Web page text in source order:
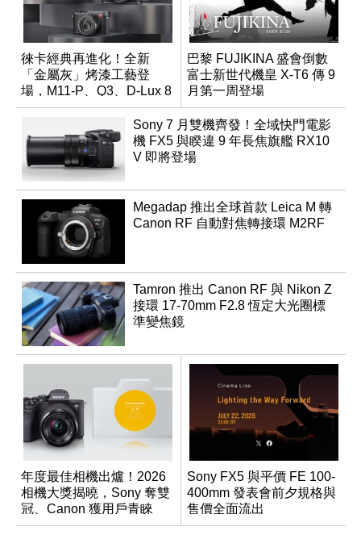
徠卡經典再進化！全新
「金屬灰」烤漆工藝登
場，M11-P、Q3、D-Lux 8
領銜換裝
巴黎 FUJIKINA 盛會倒數
富士新世代機皇 X-T6 傳 9
月第一周登場
Sony 7 月雙機齊發！全域快門電影
機 FX5 與睽違 9 年長焦旗艦 RX10
V 即將登場
Megadap 推出全球首款 Leica M 轉
Canon RF 自動對焦轉接環 M2RF
Tamron 推出 Canon RF 與 Nikon Z
接環 17-70mm F2.8 恆定大光圈標
準變焦鏡
年度最佳相機出爐！2026
相機大獎揭曉，Sony 奪雙
冠、Canon 獲用戶青睞
Sony FX5 與平價 FE 100-
400mm 發表會前夕規格與
售價全面流出